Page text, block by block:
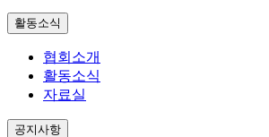
활동소식
협회소개
활동소식
자료실
공지사항